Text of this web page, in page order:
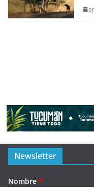
Newsletter
Nombre *